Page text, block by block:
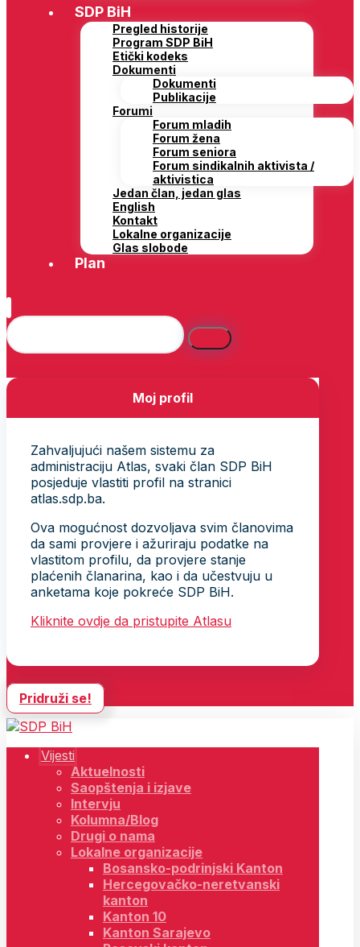
SDP BiH
Pregled historije
Program SDP BiH
Etički kodeks
Dokumenti
Dokumenti
Publikacije
Forumi
Forum mladih
Forum žena
Forum seniora
Forum sindikalnih aktivista /
aktivistica
Jedan član, jedan glas
English
Kontakt
Lokalne organizacije
Glas slobode
Plan
Moj profil
Zahvaljujući našem sistemu za
administraciju Atlas, svaki član SDP BiH
posjeduje vlastiti profil na stranici
atlas.sdp.ba.
Ova mogućnost dozvoljava svim članovima
da sami provjere i ažuriraju podatke na
vlastitom profilu, da provjere stanje
plaćenih članarina, kao i da učestvuju u
anketama koje pokreće SDP BiH.
Kliknite ovdje da pristupite Atlasu
Pridruži se!
Vijesti
Aktuelnosti
Saopštenja i izjave
Intervju
Kolumna/Blog
Drugi o nama
Lokalne organizacije
Bosansko-podrinjski Kanton
Hercegovačko-neretvanski
kanton
Kanton 10
Kanton Sarajevo